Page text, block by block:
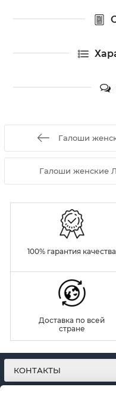
Галоши
Галоши женские
100% гарантия качества
Доставка по всей
стране
КОНТАКТЫ